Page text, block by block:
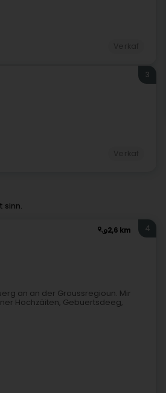
3
sinn.
2,6 km 4
an an der Groussregioun. Mir
Hochzäiten, Gebuertsdeeg,